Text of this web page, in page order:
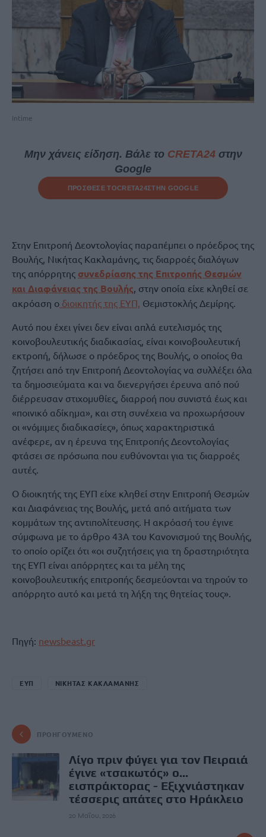
Intime
Μην χάνεις είδηση. Βάλε το CRETA24στην
Google
ΠΡΟΣΘΕΣΕ ΤΟCRETA24ΣΤΗΝ GOOGLE
Στην Επιτροπή Δεοντολογίας παραπέμπει ο πρόεδρος της
Βουλής, Νικήτας Κακλαμάνης, τις διαρροές διαλόγων
της απόρρητης συνεδρίασης της Επιτροπής Θεσμών
και Διαφάνειας της Βουλής, στην οποία είχε κληθεί σε
ακρόαση ο διοικητής της ΕΥΠ, Θεμιστοκλής Δεμίρης.
Αυτό που έχει γίνει δεν είναι απλά ευτελισμός της
κοινοβουλευτικής διαδικασίας, είναι κοινοβουλευτική
εκτροπή, δήλωσε ο πρόεδρος της Βουλής, ο οποίος θα
ζητήσει από την Επιτροπή Δεοντολογίας να συλλέξει όλα
τα δημοσιεύματα και να διενεργήσει έρευνα από πού
διέρρευσαν στιχομυθίες, διαρροή που συνιστά έως και
«ποινικό αδίκημα», και στη συνέχεια να προχωρήσουν
οι «νόμιμες διαδικασίες», όπως χαρακτηριστικά
ανέφερε, αν η έρευνα της Επιτροπής Δεοντολογίας
φτάσει σε πρόσωπα που ευθύνονται για τις διαρροές
αυτές.
Ο διοικητής της ΕΥΠ είχε κληθεί στην Επιτροπή Θεσμών
και Διαφάνειας της Βουλής, μετά από αιτήματα των
κομμάτων της αντιπολίτευσης. Η ακρόασή του έγινε
σύμφωνα με το άρθρο 43Α του Κανονισμού της Βουλής,
το οποίο ορίζει ότι «οι συζητήσεις για τη δραστηριότητα
της ΕΥΠ είναι απόρρητες και τα μέλη της
κοινοβουλευτικής επιτροπής δεσμεύονται να τηρούν το
απόρρητο αυτό και μετά τη λήξη της θητείας τους».
Πηγή: newsbeast.gr
ΕΥΠ ΝΙΚΗΤΑΣ ΚΑΚΛΑΜΑΝΗΣ
ΠΡΟΗΓΟΎΜΕΝΟ
Λίγο πριν φύγει για τον Πειραιά
έγινε «τσακωτός» ο...
εισπράκτορας - Εξιχνιάστηκαν
τέσσερις απάτες στο Ηράκλειο
20 Μαΐου, 2026